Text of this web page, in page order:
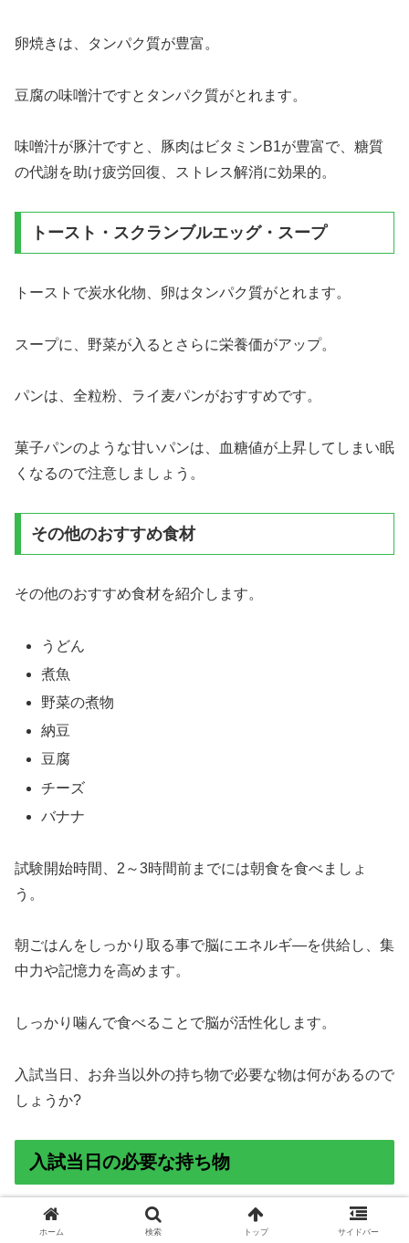
卵焼きは、タンパク質が豊富。
豆腐の味噌汁ですとタンパク質がとれます。
味噌汁が豚汁ですと、豚肉はビタミンB1が豊富で、糖質
の代謝を助け疲労回復、ストレス解消に効果的。
トースト・スクランブルエッグ・スープ
トーストで炭水化物、卵はタンパク質がとれます。
スープに、野菜が入るとさらに栄養価がアップ。
パンは、全粒粉、ライ麦パンがおすすめです。
菓子パンのような甘いパンは、血糖値が上昇してしまい眠
くなるので注意しましょう。
その他のおすすめ食材
その他のおすすめ食材を紹介します。
うどん
煮魚
野菜の煮物
納豆
豆腐
チーズ
バナナ
試験開始時間、2～3時間前までには朝食を食べましょ
う。
朝ごはんをしっかり取る事で脳にエネルギ―を供給し、集
中力や記憶力を高めます。
しっかり噛んで食べることで脳が活性化します。
入試当日、お弁当以外の持ち物で必要な物は何があるので
しょうか?
入試当日の必要な持ち物
ホーム 検索 トップ サイドバー